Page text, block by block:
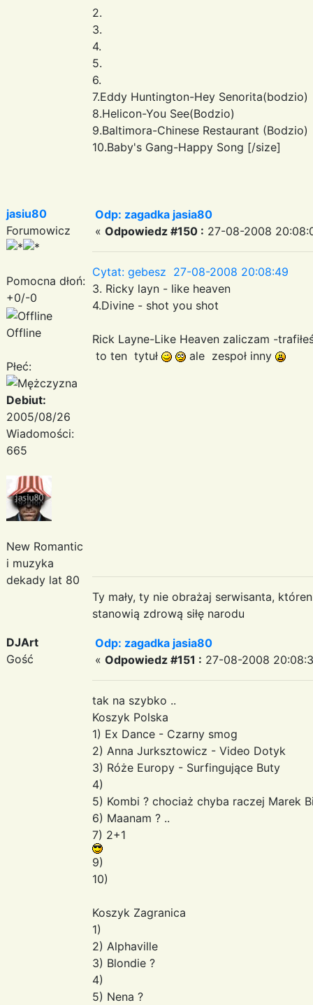
2.
3.
4.
5.
6.
7.Eddy Huntington-Hey Senorita(bodzio)
8.Helicon-You See(Bodzio)
9.Baltimora-Chinese Restaurant (Bodzio)
10.Baby's Gang-Happy Song [/size]
jasiu80
Forumowicz
Pomocna dłoń:
+0/-0
Offline
Płeć:
Debiut:
2005/08/26
Wiadomości:
665
New Romantic
i muzyka
dekady lat 80
Odp: zagadka jasia80
« Odpowiedz #150 : 27-08-2008
Cytat: gebesz 27-08-2008 20:08:49
3. Ricky layn - like heaven
4.Divine - shot you shot
Rick Layne-Like Heaven zaliczam -
to ten tytuł
ale zespoł inny
Ty mały, ty nie obrażaj serwisanta,
stanowią zdrową siłę narodu
DJArt
Gość
Odp: zagadka jasia80
« Odpowiedz #151 : 27-08-2008
tak na szybko ..
Koszyk Polska
1) Ex Dance - Czarny smog
2) Anna Jurksztowicz - Video Dotyk
3) Róże Europy - Surfingujące Buty
4)
5) Kombi ? chociaż chyba raczej Marek
6) Maanam ? ..
7) 2+1
9)
10)
Koszyk Zagranica
1)
2) Alphaville
3) Blondie ?
4)
5) Nena ?